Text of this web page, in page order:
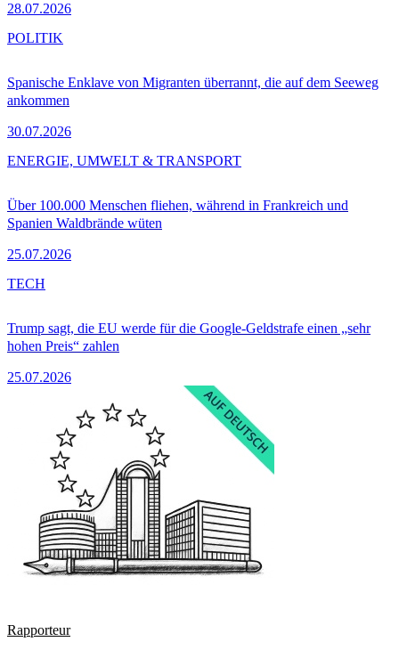
28.07.2026
Spanische Enklave von Migranten überrannt, die auf dem Seeweg
ankommen
30.07.2026
POLITIK
Über 100.000 Menschen fliehen, während in Frankreich und
Spanien Waldbrände wüten
25.07.2026
ENERGIE, UMWELT & TRANSPORT
Trump sagt, die EU werde für die Google-Geldstrafe einen „sehr
hohen Preis“ zahlen
25.07.2026
TECH
Rapporteur